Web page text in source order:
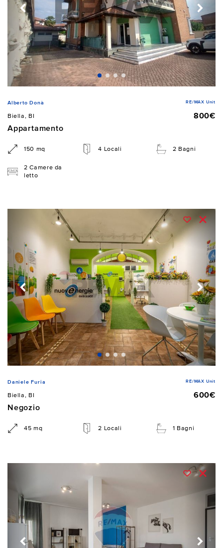
Alberto Donà RE/MAX Unit
Biella, BI
800€
Appartamento
150 mq 4 Locali 2 Bagni
2 Camere da
letto
Daniele Furia RE/MAX Unit
Biella, BI
600€
Negozio
45 mq 2 Locali 1 Bagni